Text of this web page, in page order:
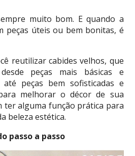
muito bom. E quando a
peças úteis ou bem bonitas, é
reutilizar cabides velhos, que
peças mais básicas e
até peças bem sofisticadas e
melhorar o décor de sua
ter alguma função prática para
beleza estética.
passo a passo